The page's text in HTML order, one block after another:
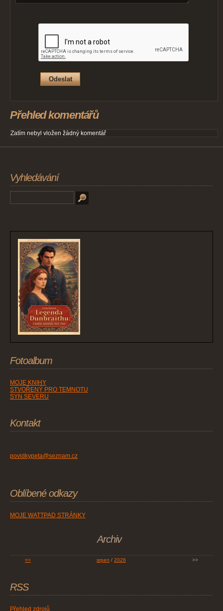
Přehled komentářů
Zatím nebyl vložen žádný komentář
Vyhledávání
Fotoalbum
MOJE KNIHY
STVOŘENÝ PRO TEMNOTU
SYN SEVERU
Kontakt
povidkypeta@seznam.cz
Oblíbené odkazy
MOJE WATTPAD STRÁNKY
Archiv
<< srpen / 2026 >>
RSS
Přehled zdrojů